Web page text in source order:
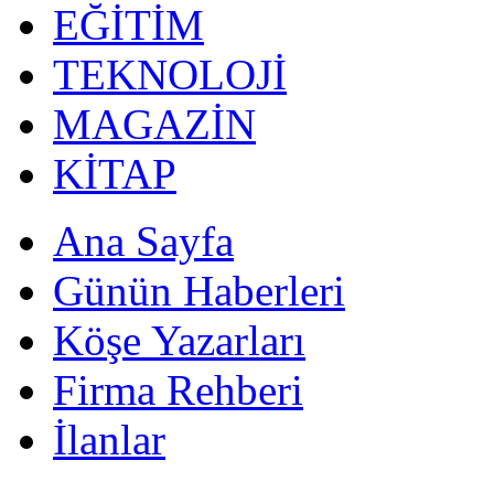
EĞİTİM
TEKNOLOJİ
MAGAZİN
KİTAP
Ana Sayfa
Günün Haberleri
Köşe Yazarları
Firma Rehberi
İlanlar